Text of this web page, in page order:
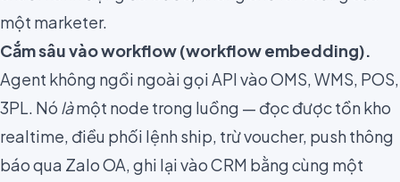
một marketer.
Cắm sâu vào workflow (workflow embedding).
Agent không ngồi ngoài gọi API vào OMS, WMS, POS,
3PL. Nó làmột node trong luồng — đọc được tồn kho
realtime, điều phối lệnh ship, trừ voucher, push thông
báo qua Zalo OA, ghi lại vào CRM bằng cùng một